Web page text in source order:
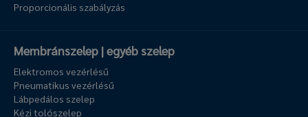
Proporcionális szabályzás
Membránszelep | egyéb szelep
Elektromos vezérlésű
Pneumatikus vezérlésű
Lábpedálos szelep
Kézi tolószelep